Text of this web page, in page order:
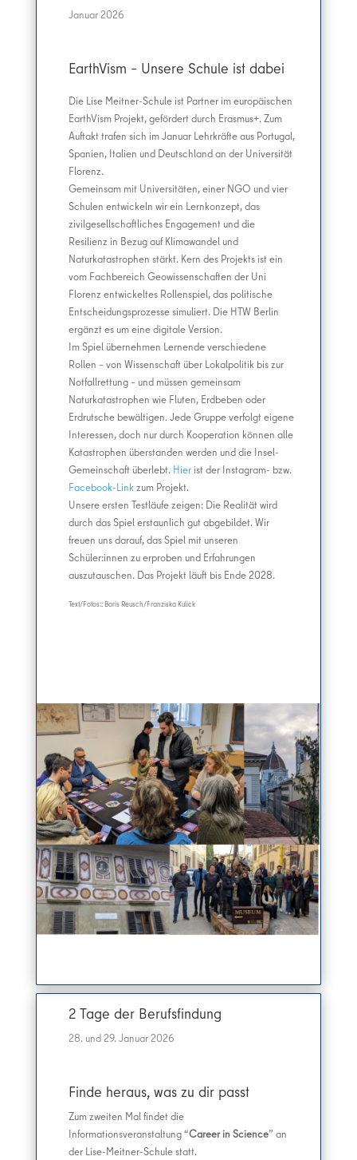
Januar 2026
EarthVism – Unsere Schule ist dabei
Die Lise Meitner-Schule ist Partner im europäischen
EarthVism Projekt, gefördert durch Erasmus+. Zum
Auftakt trafen sich im Januar Lehrkräfte aus Portugal,
Spanien, Italien und Deutschland an der Universität
Florenz.
Gemeinsam mit Universitäten, einer NGO und vier
Schulen entwickeln wir ein Lernkonzept, das
zivilgesellschaftliches Engagement und die
Resilienz in Bezug auf Klimawandel und
Naturkatastrophen stärkt. Kern des Projekts ist ein
vom Fachbereich Geowissenschaften der Uni
Florenz entwickeltes Rollenspiel, das politische
Entscheidungsprozesse simuliert. Die HTW Berlin
ergänzt es um eine digitale Version.
Im Spiel übernehmen Lernende verschiedene
Rollen – von Wissenschaft über Lokalpolitik bis zur
Notfallrettung – und müssen gemeinsam
Naturkatastrophen wie Fluten, Erdbeben oder
Erdrutsche bewältigen. Jede Gruppe verfolgt eigene
Interessen, doch nur durch Kooperation können alle
Katastrophen überstanden werden und die Insel-
Gemeinschaft überlebt. Hierist der Instagram- bzw.
Facebook-Linkzum Projekt.
Unsere ersten Testläufe zeigen: Die Realität wird
durch das Spiel erstaunlich gut abgebildet. Wir
freuen uns darauf, das Spiel mit unseren
Schüler:innen zu erproben und Erfahrungen
auszutauschen. Das Projekt läuft bis Ende 2028.
Text/Fotos:: Boris Reusch/Franziska Kulick
2 Tage der Berufsfindung
28. und 29. Januar 2026
Finde heraus, was zu dir passt
Zum zweiten Mal findet die
Informationsveranstaltung “Career in Science” an
der Lise-Meitner-Schule statt.